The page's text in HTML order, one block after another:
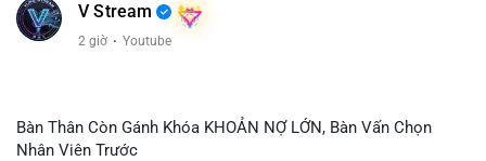
V Stream
2 giờ · Youtube
Bàn Thân Còn Gánh Khóa KHOẢN NỢ LỚN, Bàn Vấn Chọn
Nhân Viên Trước